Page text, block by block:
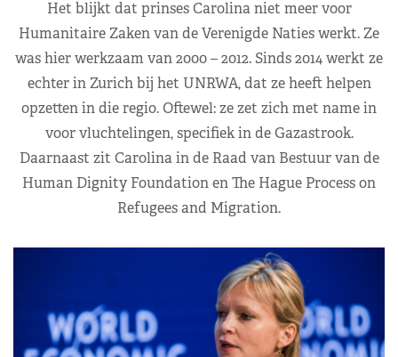
Het blijkt dat prinses Carolina niet meer voor
Humanitaire Zaken van de Verenigde Naties werkt. Ze
was hier werkzaam van 2000 – 2012. Sinds 2014 werkt ze
echter in Zurich bij het UNRWA, dat ze heeft helpen
opzetten in die regio. Oftewel: ze zet zich met name in
voor vluchtelingen, specifiek in de Gazastrook.
Daarnaast zit Carolina in de Raad van Bestuur van de
Human Dignity Foundation en The Hague Process on
Refugees and Migration.